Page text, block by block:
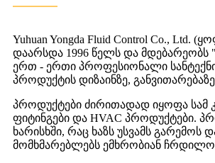
Yuhuan Yongda Fluid Control Co., Ltd.
დაარსდა 1996 წელს და მდებარეობს
ერთ - ერთი პროფესიონალი
პროდუქტის დიზაინზე,
პროდუქტები ძირითადად იყოფა სამ
ფიტინგები და HVAC პროდუქტები.
ხარისხში, რაც ხაზს უსვამს გარემოს
მომხმარებლებს ემხრობიან